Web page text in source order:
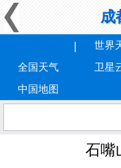
成
全国天气
世界
卫星
中国地图
石嘴